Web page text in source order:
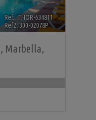
Ref.. THOR-634811 🔗
Ref2. 300-02078P
, Marbella,